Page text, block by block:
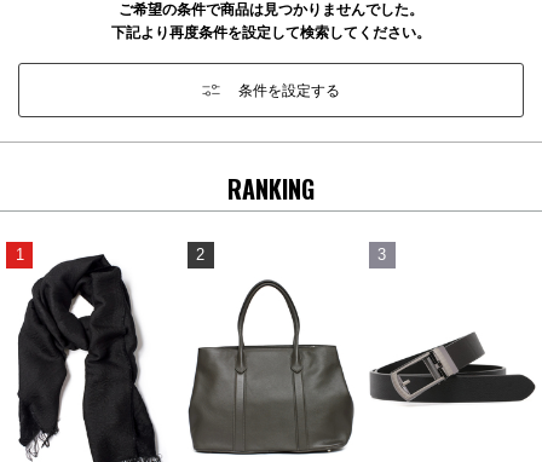
ご希望の条件で商品は見つかりませんでした。
下記より再度条件を設定して検索してください。
条件を設定する
RANKING
1 2 3